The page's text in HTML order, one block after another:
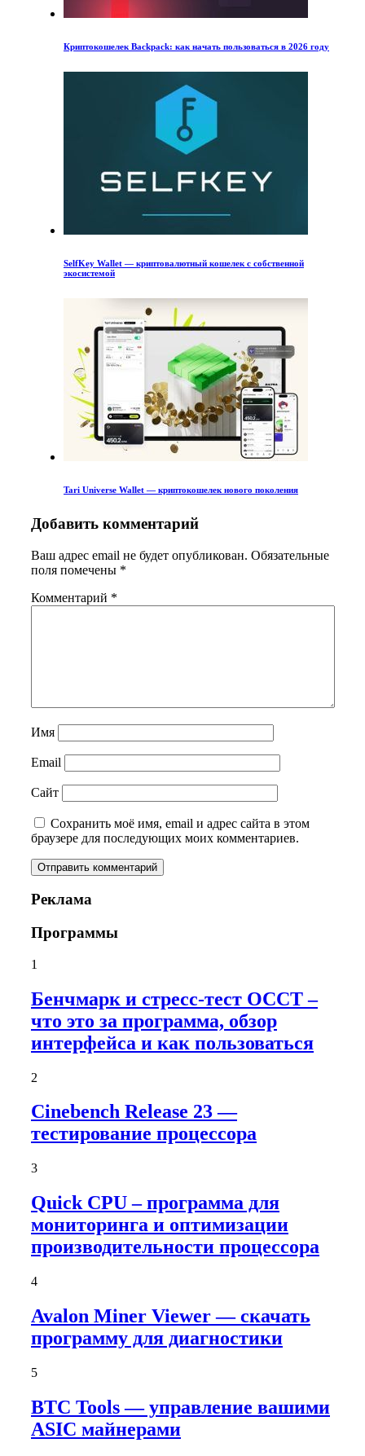
Криптокошелек Backpack: как начать пользоваться в 2026 году
SelfKey Wallet — криптовалютный кошелек с собственной
экосистемой
Tari Universe Wallet — криптокошелек нового поколения
Добавить комментарий
Ваш адрес email не будет опубликован. Обязательные
поля помечены *
Комментарий *
Имя
Email
Сайт
Сохранить моё имя, email и адрес сайта в этом
браузере для последующих моих комментариев.
Реклама
Программы
1
Бенчмарк и стресс-тест OCCT –
что это за программа, обзор
интерфейса и как пользоваться
2
Cinebench Release 23 —
тестирование процессора
3
Quick CPU – программа для
мониторинга и оптимизации
производительности процессора
4
Avalon Miner Viewer — скачать
программу для диагностики
5
BTC Tools — управление вашими
ASIC майнерами